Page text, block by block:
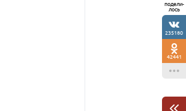
подели-
лось
235180
42441